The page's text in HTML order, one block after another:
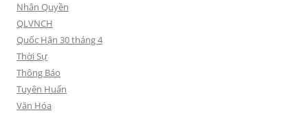
Nhân Quyền
QLVNCH
Quốc Hận 30 tháng 4
Thời Sự
Thông Báo
Tuyên Huấn
Văn Hóa